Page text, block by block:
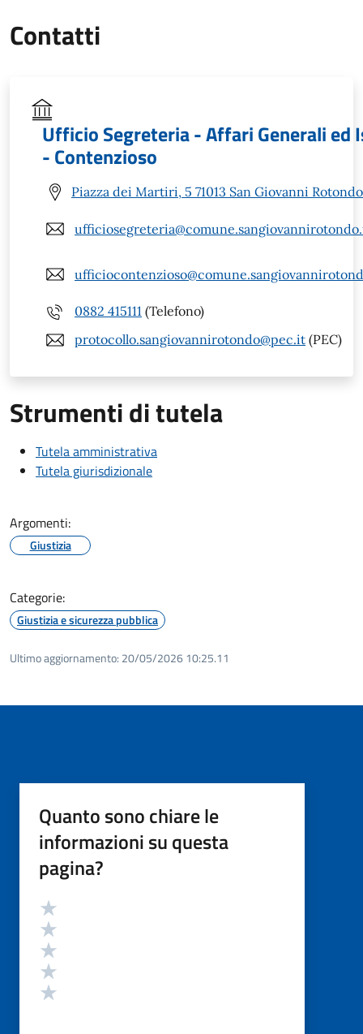
Contatti
Ufficio Segreteria - Affari Generali ed
- Contenzioso
Piazza dei Martiri, 5 71013 San Giovanni
0882 415111 (Telefono)
protocollo.sangiovannirotondo@pec.it (PEC)
Strumenti di tutela
Tutela amministrativa
Tutela giurisdizionale
Argomenti:
Giustizia
Categorie:
Giustizia e sicurezza pubblica
Ultimo aggiornamento: 20/05/2026 10:25.11
Quanto sono chiare le
informazioni su questa
pagina?
Valutazione